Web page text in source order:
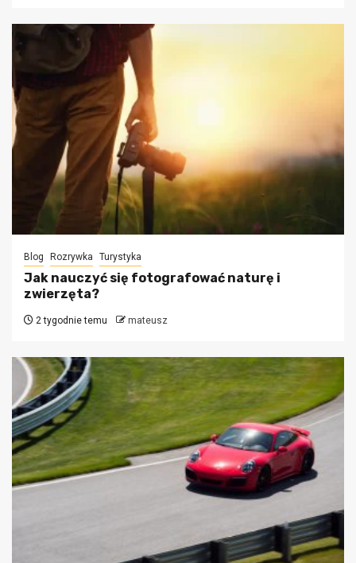
Blog Rozrywka Turystyka
Jak nauczyć się fotografować naturę i
zwierzęta?
2 tygodnie temu mateusz